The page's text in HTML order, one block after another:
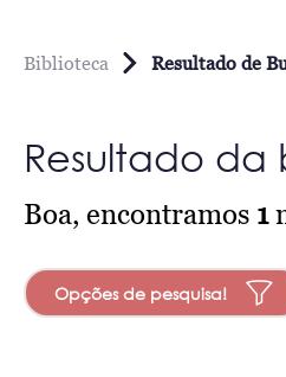
Biblioteca Resultado de
Resultado da
Boa, encontramos 1
Opções de pesquisa!